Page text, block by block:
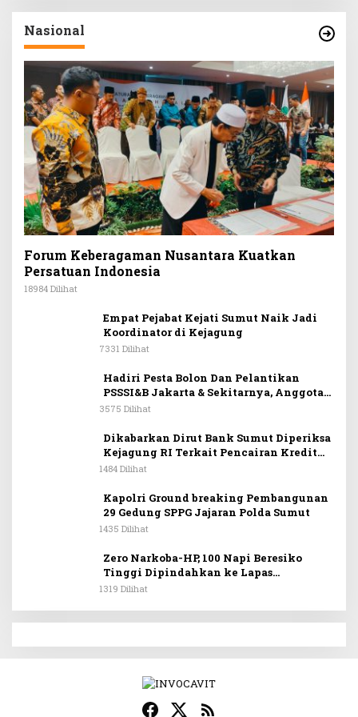
Nasional
Forum Keberagaman Nusantara Kuatkan
Persatuan Indonesia
18984 Dilihat
Empat Pejabat Kejati Sumut Naik Jadi
Koordinator di Kejagung
7331 Dilihat
Hadiri Pesta Bolon Dan Pelantikan
PSSSI&B Jakarta & Sekitarnya, Anggota
DPR RI Kombes. Pol. (Purn). Dr. Maruli
Simanjuntak Dapat Berkontribusi
Membangun Bangsa
3575 Dilihat
Dikabarkan Dirut Bank Sumut Diperiksa
Kejagung RI Terkait Pencairan Kredit
PT Sritex
1484 Dilihat
Kapolri Ground breaking Pembangunan
29 Gedung SPPG Jajaran Polda Sumut
1435 Dilihat
Zero Narkoba-HP, 100 Napi Beresiko
Tinggi Dipindahkan ke Lapas
Nusakambangan
1319 Dilihat